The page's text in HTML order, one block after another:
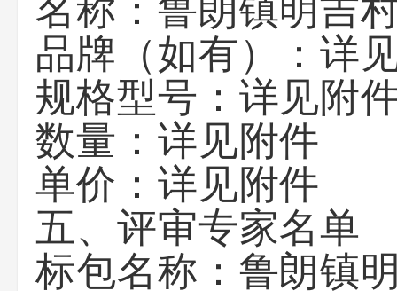
名称：鲁朗镇明吉
品牌（如有）：详
规格型号：详见附
数量：详见附件
单价：详见附件
五、评审专家名单
标包名称：鲁朗镇